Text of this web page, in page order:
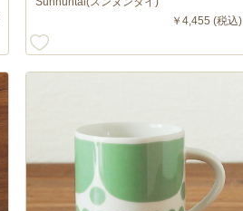
￥4,455 (税込)